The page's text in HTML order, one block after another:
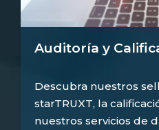
Auditoría y
Descubra nuestros
starTRUXT, la
nuestros servicios de